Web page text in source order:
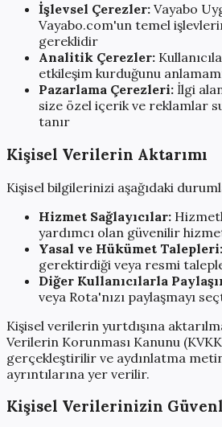
İşlevsel Çerezler: Vayabo
Vayabo.com'un temel
gereklidir
Analitik Çerezler:
etkileşim kurduğunu
Pazarlama Çerezleri: İlgi
size özel içerik ve reklamlar
tanır
Kişisel Verilerin Aktarımı
Kişisel bilgilerinizi aşağıdaki
Hizmet Sağlayıcılar:
yardımcı olan güvenilir
Yasal ve Hükümet Talepleri:
gerektirdiği veya resmi
Diğer Kullanıcılarla
veya Rota'nızı paylaşmayı
Kişisel verilerin yurtdışına
Verilerin Korunması Kanunu
gerçekleştirilir ve aydınlatma
ayrıntılarına yer verilir.
Kişisel Verilerinizin